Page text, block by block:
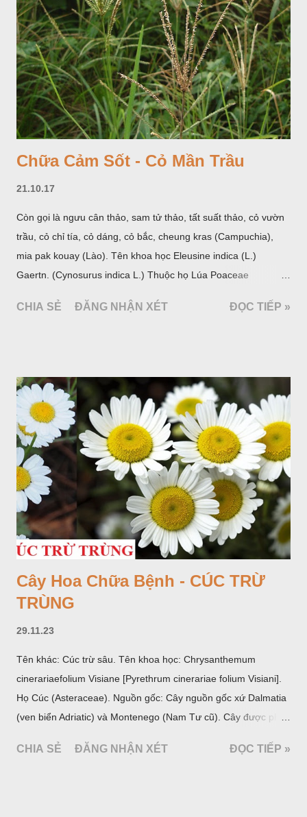
Chữa Cảm Sốt - Cỏ Mần Trầu
21.10.17
Còn gọi là ngưu cân thảo, sam tử thảo, tất suất thảo, cỏ vườn
trầu, cỏ chỉ tía, cỏ dáng, cỏ bắc, cheung kras (Campuchia),
mia pak kouay (Lào). Tên khoa học Eleusine indica (L.)
Gaertn. (Cynosurus indica L.) Thuộc họ Lúa Poaceae
CHIA SẺ ĐĂNG NHẬN XÉT ĐỌC TIẾP »
Cây Hoa Chữa Bệnh - CÚC TRỪ
TRÙNG
29.11.23
Tên khác: Cúc trừ sâu. Tên khoa học: Chrysanthemum
cinerariaefolium Visiane [Pyrethrum cinerariae folium Visiani].
Họ Cúc (Asteraceae). Nguồn gốc: Cây nguồn gốc xứ Dalmatia
(ven biển Adriatic) và Montenego (Nam Tư cũ). Cây được phân
trồng để khai thác: Pháp, Nga, Đức, Nam Tư (cũ), sau lan
CHIA SẺ ĐĂNG NHẬN XÉT ĐỌC TIẾP »